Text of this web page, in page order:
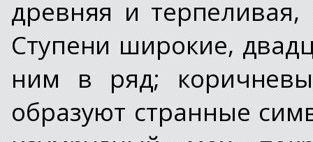
древняя и терпеливая,
Ступени широкие,
ним в ряд;
образуют странные